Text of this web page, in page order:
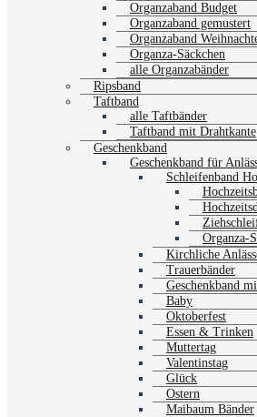
Organzaband Budget
Organzaband gemustert
Organzaband
Organza-Säckchen
alle Organzabänder
Ripsband
Taftband
alle Taftbänder
Taftband mit Drahtkante
Geschenkband
Geschenkband für
Schleifenband
Organza-
Kirchliche
Trauerbänder
Geschenkband
Baby
Oktoberfest
Essen & Trinken
Muttertag
Valentinstag
Glück
Ostern
Maibaum Bänder